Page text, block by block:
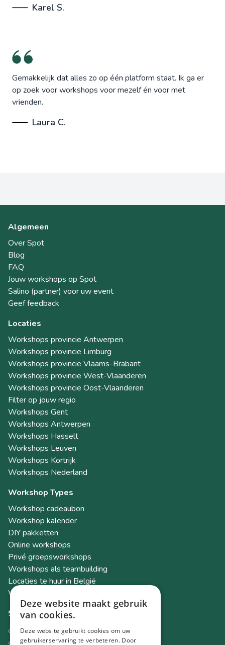
Karel S.
Gemakkelijk dat alles zo op één platform staat. Ik ga er
op zoek voor workshops voor mezelf én voor met
vrienden.
Laura C.
Algemeen
Over Spot
Blog
FAQ
Jouw workshops op Spot
Salino (partner) voor uw event
Geef feedback
Locaties
Workshops provincie Antwerpen
Workshops provincie Limburg
Workshops provincie Vlaams-Brabant
Workshops provincie West-Vlaanderen
Workshops provincie Oost-Vlaanderen
Filter op jouw regio
Workshops Gent
Workshops Antwerpen
Workshops Hasselt
Workshops Leuven
Workshops Kortrijk
Workshops Nederland
Workshop Types
Workshop cadeaubon
Workshop kalender
DIY pakketten
Online workshops
Privé groepsworkshops
Workshops als teambuilding
Locaties te huur in België
Workshop Academy
Socials
Instagram
Facebook
Deze website maakt gebruik
van cookies.
Deze website gebruikt cookies om uw
gebruikerservaring te verbeteren. Door